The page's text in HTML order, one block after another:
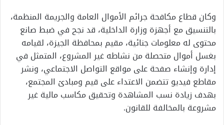
وكان قطاع مكافحة جرائم الأموال العامة والجريمة المنظمة،
بالتنسيق مع أجهزة وزارة الداخلية، قد نجح في ضبط صانع
محتوى له معلومات جنائية، مقيم بمحافظة الجيزة، لقيامه
بغسل أموال متحصلة من نشاطه غير المشروع، المتمثل في
إدارة وإنشاء صفحة على مواقع التواصل الاجتماعي، ونشر
مقاطع فيديو تتضمن الاعتداء على قيم ومبادئ المجتمع،
بهدف زيادة نسب المشاهدة وتحقيق مكاسب مالية غير
مشروعة بالمخالفة للقانون.